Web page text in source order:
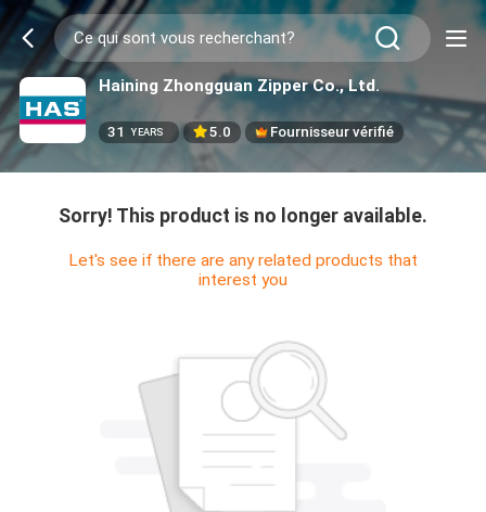
Haining Zhongguan Zipper Co., Ltd.
31 YEARS 5.0 Fournisseur vérifié
Sorry! This product is no longer available.
Let's see if there are any related products that
interest you